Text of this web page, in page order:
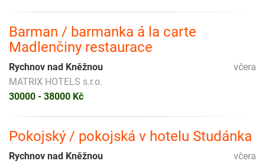
Barman / barmanka á la carte
Madlenčiny restaurace
včera
Rychnov nad Kněžnou
MATRIX HOTELS s.r.o.
30000 - 38000 Kč
Pokojský / pokojská v hotelu Studánka
včera
Rychnov nad Kněžnou